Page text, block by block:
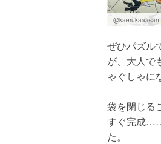
@kaerukaaasan
ぜひパズル
が、大人で
ゃぐしゃに
袋を閉じる
すぐ完成
た。